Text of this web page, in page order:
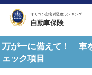
オリコン顧客満足度ランキング
自動車保険
万が一に備えて！ 車
ェック項目